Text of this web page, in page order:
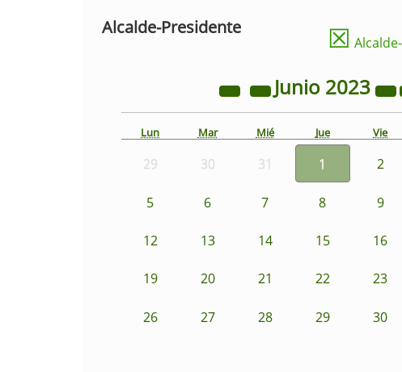
Alcalde-Presidente ☒
Junio 2023
Lun Mar Mié Jue Vie
29 30 31 1 2
5 6 7 8 9
12 13 14 15 16
19 20 21 22 23
26 27 28 29 30